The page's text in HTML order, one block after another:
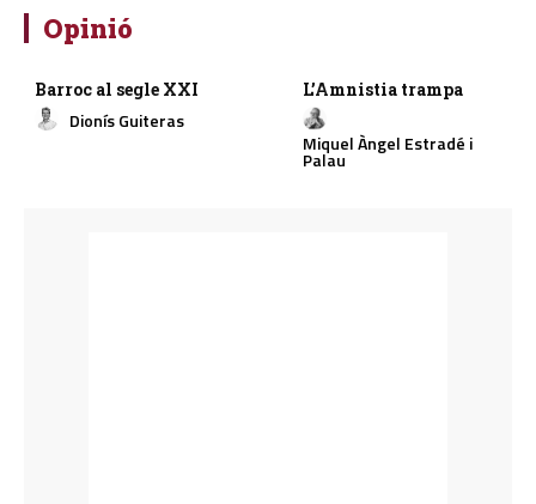
Opinió
Barroc al segle XXI
Dionís Guiteras
L’Amnistia trampa
Miquel Àngel Estradé i
Palau